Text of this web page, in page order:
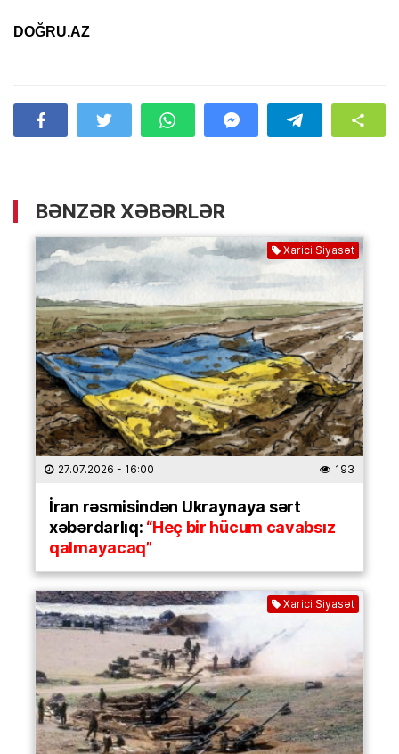
DOĞRU.AZ
BƏNZƏR XƏBƏRLƏR
Xarici Siyasət
27.07.2026 - 16:00 193
İran rəsmisindən Ukraynaya sərt
xəbərdarlıq:“Heç bir hücum cavabsız
qalmayacaq”
Xarici Siyasət